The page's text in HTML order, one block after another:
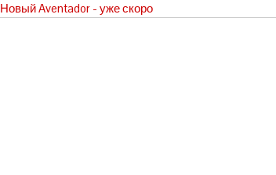
Новый Aventador - уже скоро